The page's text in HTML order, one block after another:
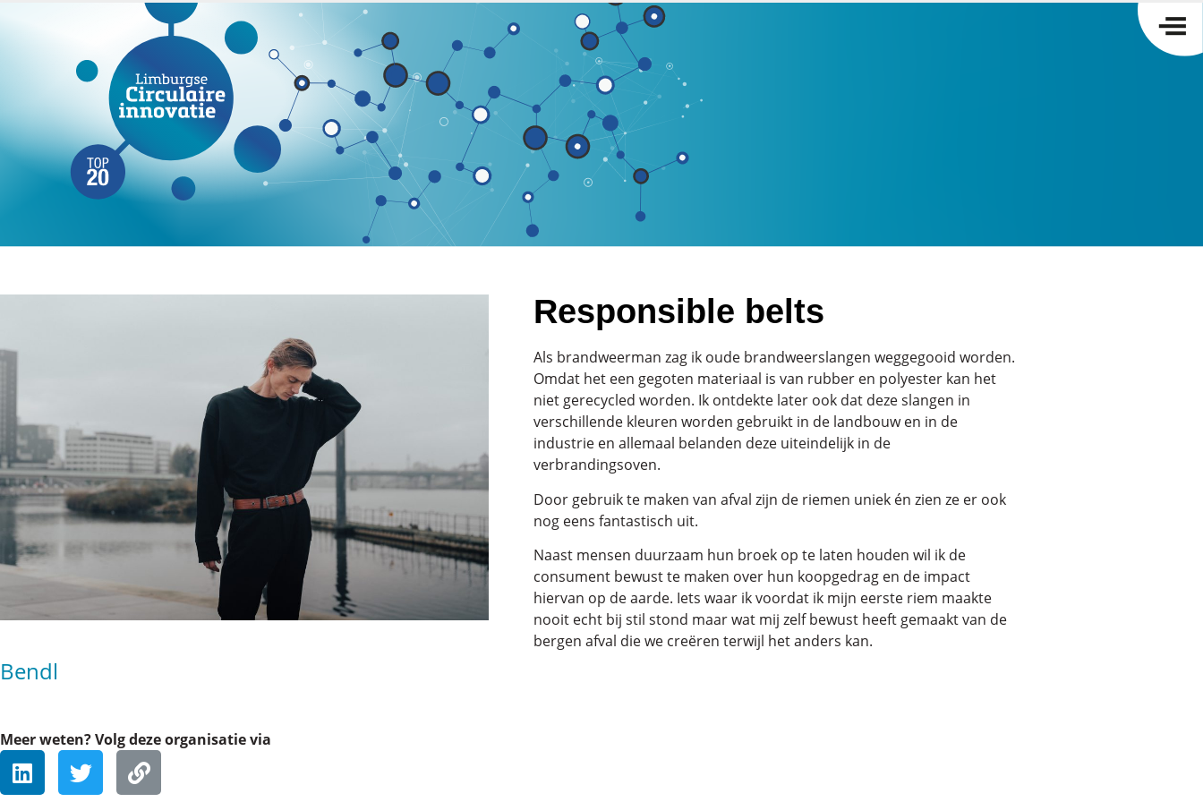
Bendl
Meer weten? Volg deze organisatie via
Responsible belts
Als brandweerman zag ik oude brandweerslangen weggegooid worden.
Omdat het een gegoten materiaal is van rubber en polyester kan het
niet gerecycled worden. Ik ontdekte later ook dat deze slangen in
verschillende kleuren worden gebruikt in de landbouw en in de
industrie en allemaal belanden deze uiteindelijk in de
verbrandingsoven.
Door gebruik te maken van afval zijn de riemen uniek én zien ze er ook
nog eens fantastisch uit.
Naast mensen duurzaam hun broek op te laten houden wil ik de
consument bewust te maken over hun koopgedrag en de impact
hiervan op de aarde. Iets waar ik voordat ik mijn eerste riem maakte
nooit echt bij stil stond maar wat mij zelf bewust heeft gemaakt van de
bergen afval die we creëren terwijl het anders kan.